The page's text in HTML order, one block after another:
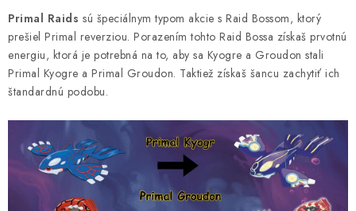
Primal Raids sú špeciálnym typom akcie s Raid Bossom, ktorý
prešiel Primal reverziou. Porazením tohto Raid Bossa získaš prvotnú
energiu, ktorá je potrebná na to, aby sa Kyogre a Groudon stali
Primal Kyogre a Primal Groudon. Taktiež získaš šancu zachytiť ich
štandardnú podobu.